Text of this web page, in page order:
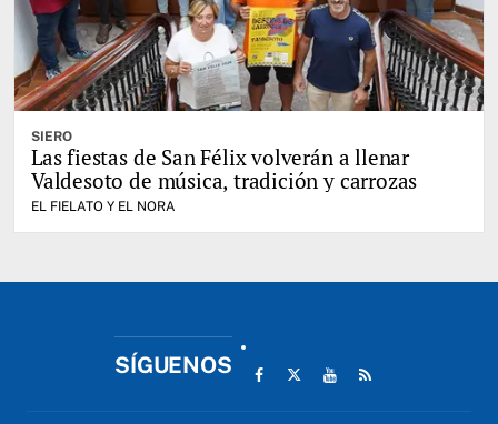
SIERO
Las fiestas de San Félix volverán a llenar
Valdesoto de música, tradición y carrozas
EL FIELATO Y EL NORA
SÍGUENOS